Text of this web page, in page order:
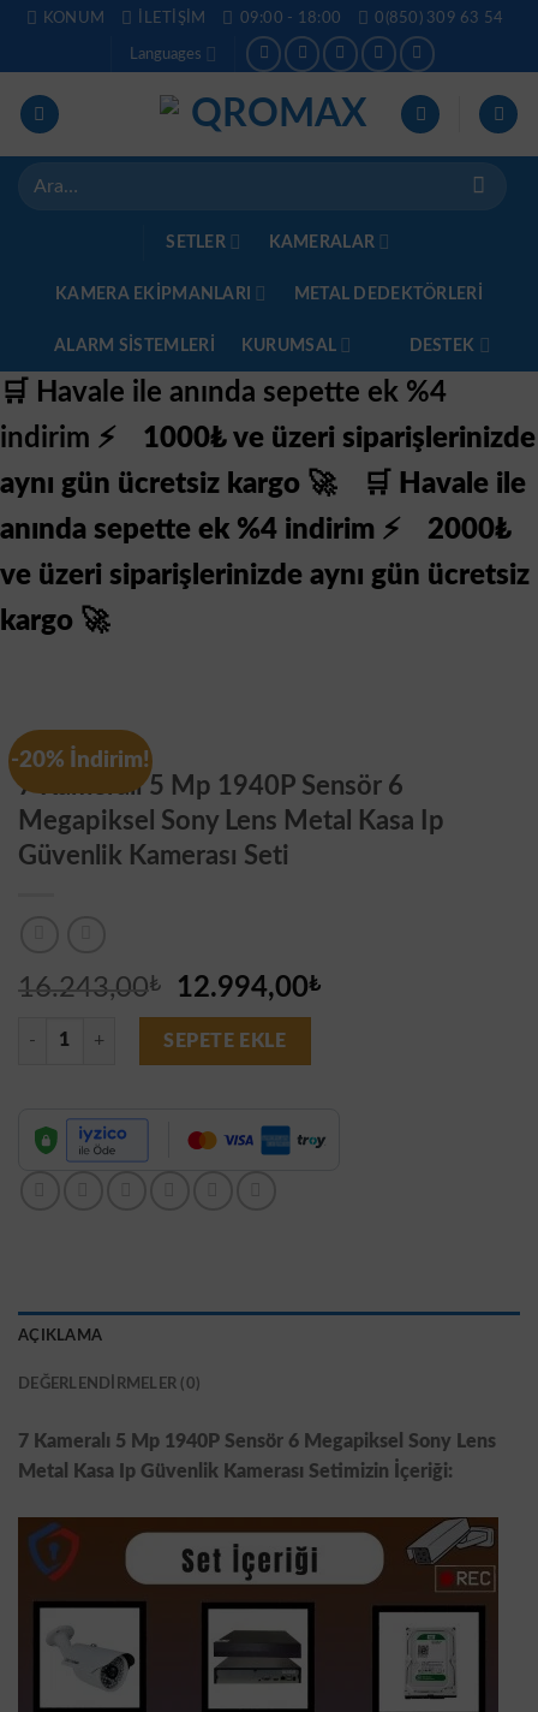
İçeriğeKONUM İLETIŞIM 09:00 - 18:00 0(850) 309 63 54
Languages
Ara:
SETLER KAMERALAR
KAMERA EKİPMANLARI METAL DEDEKTÖRLERI
ALARM SISTEMLERI KURUMSAL DESTEK
🛒 Havale ile anında sepette ek %4
indirim ⚡
1000₺ ve üzeri siparişlerinizde
aynı gün ücretsiz kargo 🚀
🛒 Havale ile
anında sepette ek %4 indirim ⚡
2000₺
ve üzeri siparişlerinizde aynı gün ücretsiz
kargo 🚀
-20% İndirim!
Genel
7 Kameralı 5 Mp 1940P Sensör 6
Megapiksel Sony Lens Metal Kasa Ip
Güvenlik Kamerası Seti
16.243,00₺
Orijinal
fiyat:
16.243,00₺.
12.994,00₺Şu
7 Kameralı 5 Mp 1940P Sensör 6 Megapiksel Sony Lens Metal Kasa Ip
SEPETE EKLE
AÇIKLAMA
DEĞERLENDIRMELER (0)
7 Kameralı 5 Mp 1940P Sensör 6 Megapiksel Sony Lens
Metal Kasa Ip Güvenlik Kamerası Setimizin İçeriği: